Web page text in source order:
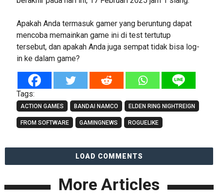
Apakah Anda termasuk gamer yang beruntung dapat
mencoba memainkan game ini di test tertutup
tersebut, dan apakah Anda juga sempat tidak bisa log-
in ke dalam game?
Tags:
ACTION GAMES BANDAI NAMCO ELDEN RING NIGHTREIGN
FROM SOFTWARE GAMINGNEWS ROGUELIKE
LOAD COMMENTS
More Articles